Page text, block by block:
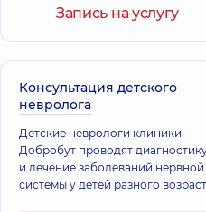
ультразвуковой
опыта
Запись на услугу
Консультация детского
невролога
Детские неврологи клиники
Добробут проводят
и лечение заболеваний нервной
системы у детей разного